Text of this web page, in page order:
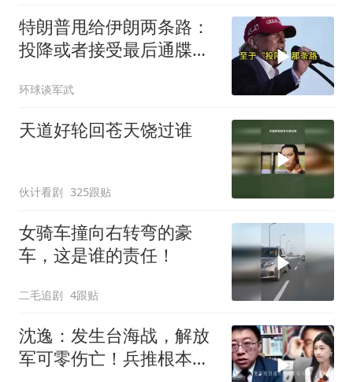
特朗普甩给伊朗两条路：
投降或者接受最后通牒，
打下美军一架无人机
环球谈军武
天道好轮回苍天饶过谁
伙计看剧 325跟贴
女骑车撞向右转弯的豪
车，这是谁的责任！
二毛追剧 4跟贴
沈逸：发生台海战，解放
军可零伤亡！兵推根本没